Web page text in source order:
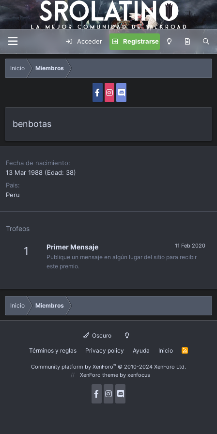
Acceder Registrarse
Inicio Miembros
benbotas
Fecha de nacimiento
13 Mar 1988 (Edad: 38)
Pais
Peru
Trofeos
1 11 Feb 2020
Primer Mensaje
Publique un mensaje en algún lugar del sitio para recibir
este premio.
Inicio Miembros
Oscuro
Términos y reglas Privacy policy Ayuda Inicio
R
Community platform by XenForo® © 2010-2024 XenForo Ltd.
XenForo theme by xenfocus